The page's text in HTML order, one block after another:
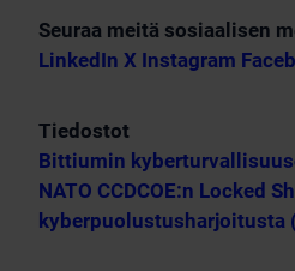
Seuraa meitä sosiaalisen
LinkedIn X Instagram
Tiedostot
Bittiumin
NATO CCDCOE:n Locked
kyberpuolustusharjoitusta